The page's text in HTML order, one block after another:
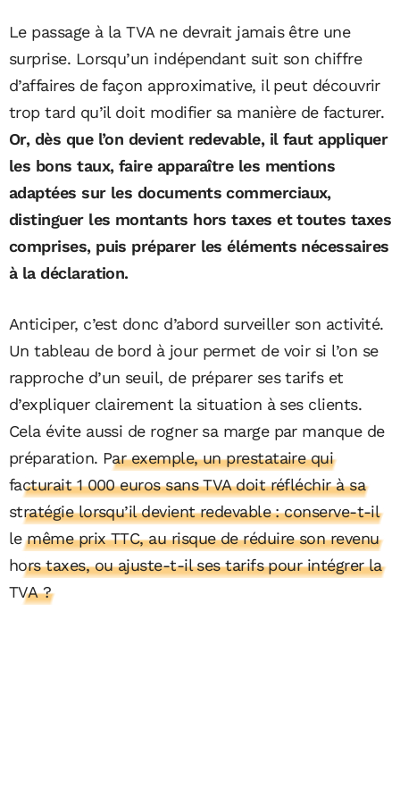
Le passage à la TVA ne devrait jamais être une
surprise. Lorsqu’un indépendant suit son chiffre
d’affaires de façon approximative, il peut découvrir
trop tard qu’il doit modifier sa manière de facturer.
Or, dès que l’on devient redevable, il faut appliquer
les bons taux, faire apparaître les mentions
adaptées sur les documents commerciaux,
distinguer les montants hors taxes et toutes taxes
comprises, puis préparer les éléments nécessaires
à la déclaration.
Anticiper, c’est donc d’abord surveiller son activité.
Un tableau de bord à jour permet de voir si l’on se
rapproche d’un seuil, de préparer ses tarifs et
d’expliquer clairement la situation à ses clients.
Cela évite aussi de rogner sa marge par manque de
préparation. Par exemple, un prestataire qui
facturait 1 000 euros sans TVA doit réfléchir à sa
stratégie lorsqu’il devient redevable : conserve-t-il
le même prix TTC, au risque de réduire son revenu
hors taxes, ou ajuste-t-il ses tarifs pour intégrer la
TVA ?